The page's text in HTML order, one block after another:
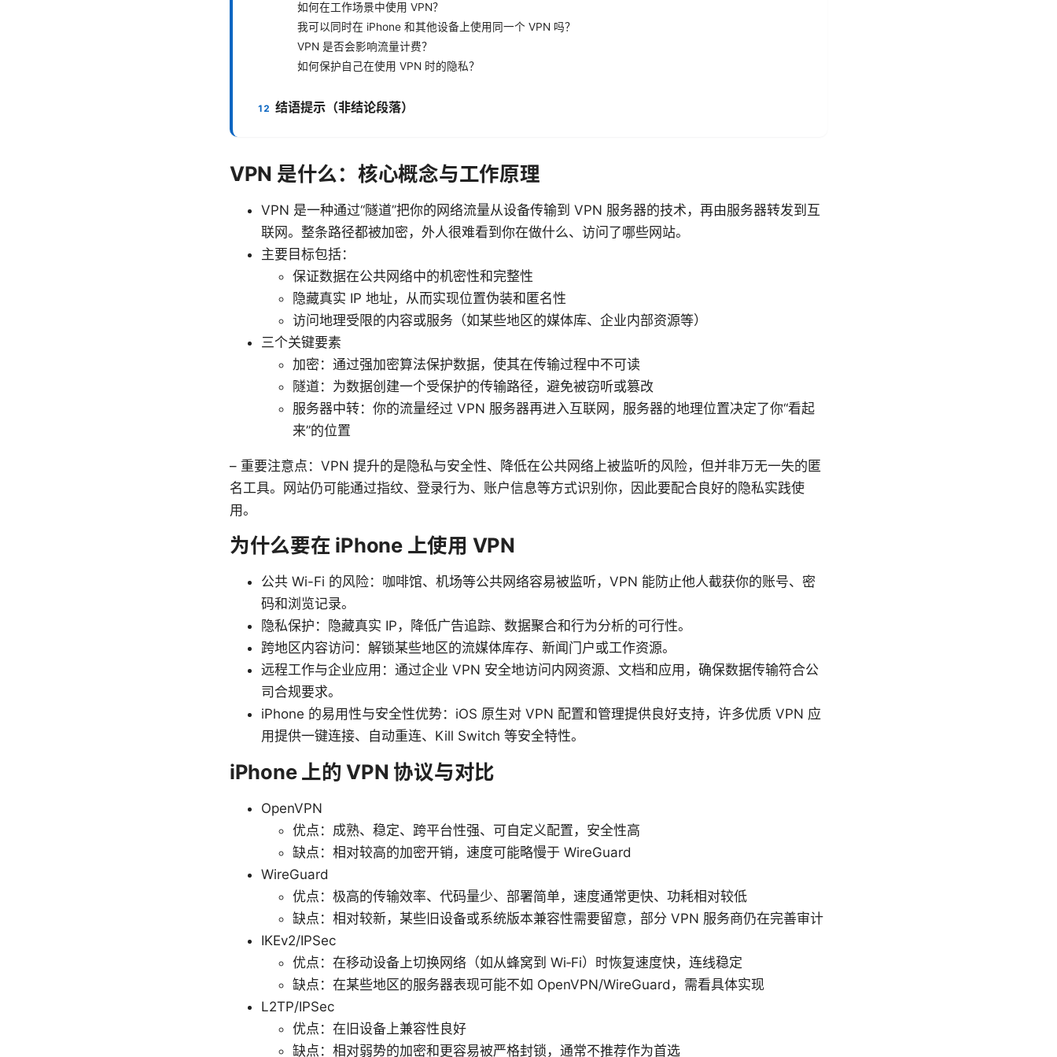
如何在工作场景中使用 VPN？
我可以同时在 iPhone 和其他设备上使用同一个 VPN 吗？
VPN 是否会影响流量计费？
如何保护自己在使用 VPN 时的隐私？
结语提示（非结论段落）
VPN 是什么：核心概念与工作原理
VPN 是一种通过“隧道”把你的网络流量从设备传输到 VPN 服务器的技术，再由服务器转发到互
联网。整条路径都被加密，外人很难看到你在做什么、访问了哪些网站。
主要目标包括：
保证数据在公共网络中的机密性和完整性
隐藏真实 IP 地址，从而实现位置伪装和匿名性
访问地理受限的内容或服务（如某些地区的媒体库、企业内部资源等）
三个关键要素
加密：通过强加密算法保护数据，使其在传输过程中不可读
隧道：为数据创建一个受保护的传输路径，避免被窃听或篡改
服务器中转：你的流量经过 VPN 服务器再进入互联网，服务器的地理位置决定了你“看起
来”的位置
– 重要注意点：VPN 提升的是隐私与安全性、降低在公共网络上被监听的风险，但并非万无一失的匿
名工具。网站仍可能通过指纹、登录行为、账户信息等方式识别你，因此要配合良好的隐私实践使
用。
为什么要在 iPhone 上使用 VPN
公共 Wi-Fi 的风险：咖啡馆、机场等公共网络容易被监听，VPN 能防止他人截获你的账号、密
码和浏览记录。
隐私保护：隐藏真实 IP，降低广告追踪、数据聚合和行为分析的可行性。
跨地区内容访问：解锁某些地区的流媒体库存、新闻门户或工作资源。
远程工作与企业应用：通过企业 VPN 安全地访问内网资源、文档和应用，确保数据传输符合公
司合规要求。
iPhone 的易用性与安全性优势：iOS 原生对 VPN 配置和管理提供良好支持，许多优质 VPN 应
用提供一键连接、自动重连、Kill Switch 等安全特性。
iPhone 上的 VPN 协议与对比
OpenVPN
优点：成熟、稳定、跨平台性强、可自定义配置，安全性高
缺点：相对较高的加密开销，速度可能略慢于 WireGuard
WireGuard
优点：极高的传输效率、代码量少、部署简单，速度通常更快、功耗相对较低
缺点：相对较新，某些旧设备或系统版本兼容性需要留意，部分 VPN 服务商仍在完善审计
IKEv2/IPSec
优点：在移动设备上切换网络（如从蜂窝到 Wi‑Fi）时恢复速度快，连线稳定
缺点：在某些地区的服务器表现可能不如 OpenVPN/WireGuard，需看具体实现
L2TP/IPSec
优点：在旧设备上兼容性良好
缺点：相对弱势的加密和更容易被严格封锁，通常不推荐作为首选